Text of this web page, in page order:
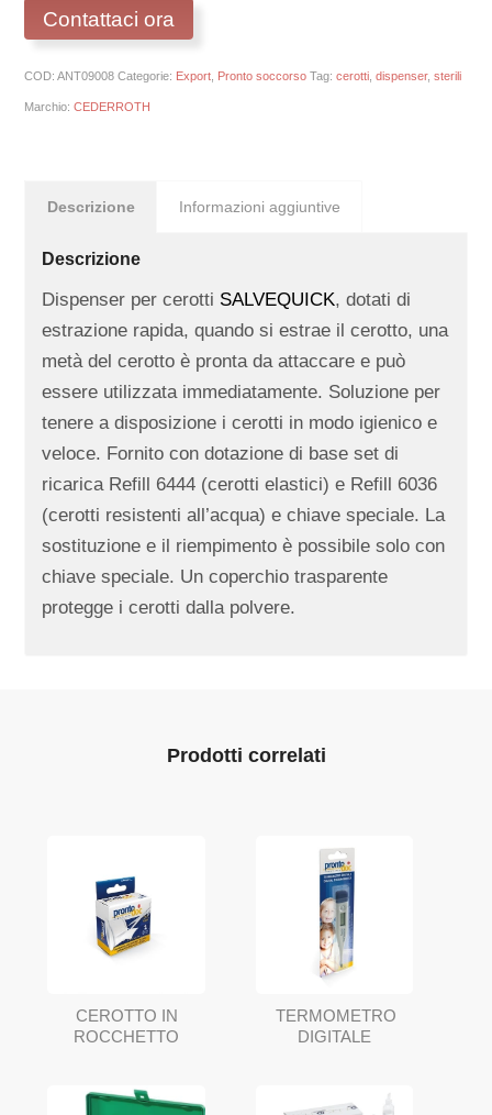
Contattaci ora
COD:ANT09008 Categorie: Export Pronto soccorso Tag:cerotti ,dispenser,sterili
Marchio:CEDERROTH
Descrizione Informazioni aggiuntive
Descrizione
Dispenser per cerotti SALVEQUICK, dotati di
estrazione rapida, quando si estrae il cerotto, una
metà del cerotto è pronta da attaccare e può
essere utilizzata immediatamente. Soluzione per
tenere a disposizione i cerotti in modo igienico e
veloce. Fornito con dotazione di base set di
ricarica Refill 6444 (cerotti elastici) e Refill 6036
(cerotti resistenti all’acqua) e chiave speciale. La
sostituzione e il riempimento è possibile solo con
chiave speciale. Un coperchio trasparente
protegge i cerotti dalla polvere.
Prodotti correlati
CEROTTO IN
ROCCHETTO
TERMOMETRO
DIGITALE